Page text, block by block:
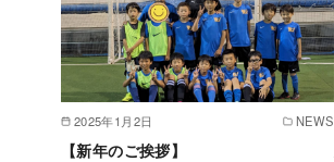
2025年1月2日 NEWS
【新年のご挨拶】